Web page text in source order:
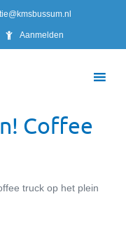
Aanmelden
Coffee
truck op het plein